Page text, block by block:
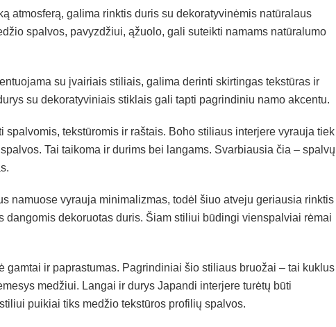
atmosferą, galima rinktis duris su dekoratyvinėmis natūralaus
spalvos, pavyzdžiui, ąžuolo, gali suteikti namams natūralumo
su įvairiais stiliais, galima derinti skirtingas tekstūras ir
su dekoratyviniais stiklais gali tapti pagrindiniu namo akcentu.
spalvomis, tekstūromis ir raštais. Boho stiliaus interjere vyrauja tiek
Tai taikoma ir durims bei langams. Svarbiausia čia – spalvų
namuose vyrauja minimalizmas, todėl šiuo atveju geriausia rinktis
dangomis dekoruotas duris. Šiam stiliui būdingi vienspalviai rėmai
gamtai ir paprastumas. Pagrindiniai šio stiliaus bruožai – tai kuklus
medžiui. Langai ir durys Japandi interjere turėtų būti
puikiai tiks medžio tekstūros profilių spalvos.